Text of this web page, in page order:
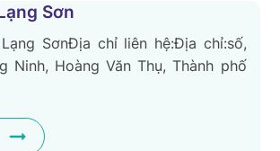
Sơn
SơnĐịa chỉ liên hệ:Địa chỉ:số,
Ninh, Hoàng Văn Thụ, Thành phố